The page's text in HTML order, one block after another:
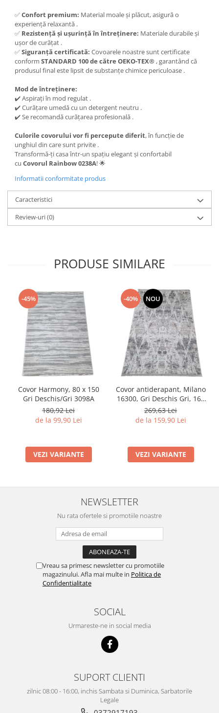
✅Confort premium: Material moale și plăcut, asigură o
experiență relaxantă .
✅ Rezistență și ușurință în întreținere: Materiale durabile și
ușor de curățat .
✅Siguranță certificată: Covoarele noastre sunt certificate
conform STANDARD 100 de către OEKO-TEX® , garantând că
produsul final este lipsit de substanțe chimice periculoase .
Mod de întreținere:
✔️ Aspirați în mod regulat .
✔️ Curățare umedă cu un detergent neutru .
✔️ Se recomandă curățarea profesională .
Culorile covorului vor fi percepute diferit, în funcție de
unghiul din care sunt privite .
Transformă-ți casa într-un spațiu elegant și confortabil
cu Covorul Rainbow 0238A! 🌟
Informatii conformitate produs
Caracteristici
Review-uri(0)
PRODUSE SIMILARE
-45%
Covor Harmony, 80 x 150
Gri Deschis/Gri 3098A
180,92 Lei
de la 99,90 Lei
VEZI VARIANTE
-40% NOU
Covor antiderapant, Milano
16300, Gri Deschis Gri, 160
x 230 cm, Grosime 4 mm
269,63 Lei
de la 159,90 Lei
VEZI VARIANTE
NEWSLETTER
Nu rata ofertele si promotiile noastre
Vreau sa primesc newsletter cu promotiile
magazinului. Afla mai multe in Politica de
Confidentialitate
SOCIAL
Urmareste-ne in social media
SUPORT CLIENTI
zilnic 08:00 - 16:00, inchis Sambata si Duminica, Sarbatorile
Legale